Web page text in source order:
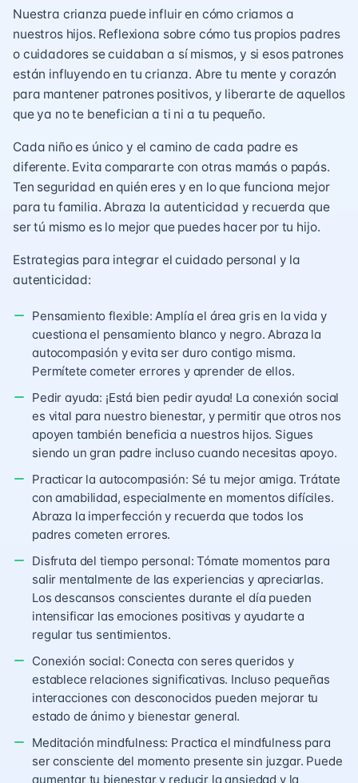
Nuestra crianza puede influir en cómo criamos a
nuestros hijos. Reflexiona sobre cómo tus propios padres
o cuidadores se cuidaban a sí mismos, y si esos patrones
están influyendo en tu crianza. Abre tu mente y corazón
para mantener patrones positivos, y liberarte de aquellos
que ya no te benefician a ti ni a tu pequeño.
Cada niño es único y el camino de cada padre es
diferente. Evita compararte con otras mamás o papás.
Ten seguridad en quién eres y en lo que funciona mejor
para tu familia. Abraza la autenticidad y recuerda que
ser tú mismo es lo mejor que puedes hacer por tu hijo.
Estrategias para integrar el cuidado personal y la
autenticidad:
Pensamiento flexible: Amplía el área gris en la vida y
cuestiona el pensamiento blanco y negro. Abraza la
autocompasión y evita ser duro contigo misma.
Permítete cometer errores y aprender de ellos.
Pedir ayuda: ¡Está bien pedir ayuda! La conexión social
es vital para nuestro bienestar, y permitir que otros nos
apoyen también beneficia a nuestros hijos. Sigues
siendo un gran padre incluso cuando necesitas apoyo.
Practicar la autocompasión: Sé tu mejor amiga. Trátate
con amabilidad, especialmente en momentos difíciles.
Abraza la imperfección y recuerda que todos los
padres cometen errores.
Disfruta del tiempo personal: Tómate momentos para
salir mentalmente de las experiencias y apreciarlas.
Los descansos conscientes durante el día pueden
intensificar las emociones positivas y ayudarte a
regular tus sentimientos.
Conexión social: Conecta con seres queridos y
establece relaciones significativas. Incluso pequeñas
interacciones con desconocidos pueden mejorar tu
estado de ánimo y bienestar general.
Meditación mindfulness: Practica el mindfulness para
ser consciente del momento presente sin juzgar. Puede
aumentar tu bienestar y reducir la ansiedad y la